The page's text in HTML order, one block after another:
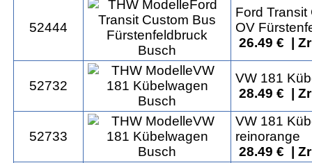
52444
Ford
OV
26.49 € |
52732
VW 181
28.49 € |
52733
VW 181
reinorange
28.49 € |